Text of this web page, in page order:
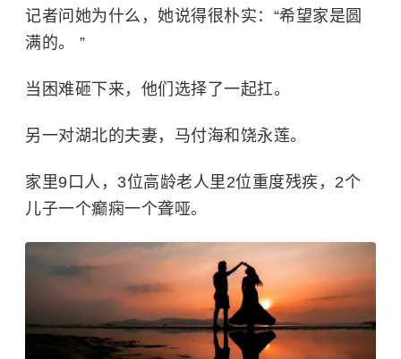
记者问她为什么，她说得很朴实：“希望家是圆
满的。 ”
当困难砸下来，他们选择了一起扛。
另一对湖北的夫妻，马付海和饶永莲。
家里9口人，3位高龄老人里2位重度残疾，2个
儿子一个癫痫一个聋哑。